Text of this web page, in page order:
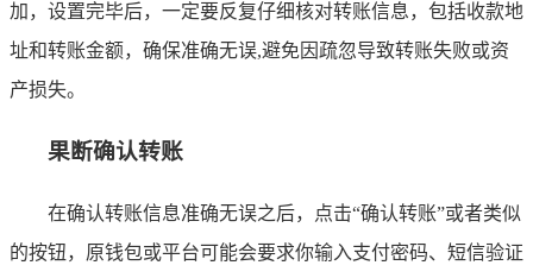
加，设置完毕后，一定要反复仔细核对转账信息，包括收款地
址和转账金额，确保准确无误,避免因疏忽导致转账失败或资
产损失。
果断确认转账
在确认转账信息准确无误之后，点击“确认转账”或者类似
的按钮，原钱包或平台可能会要求你输入支付密码、短信验证